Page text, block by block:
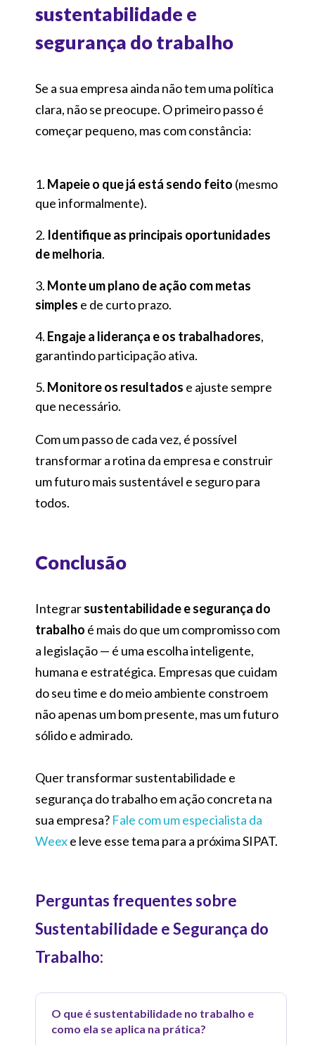
sustentabilidade e
segurança do trabalho
Se a sua empresa ainda não tem uma política
clara, não se preocupe. O primeiro passo é
começar pequeno, mas com constância:
Mapeie o que já está sendo feito (mesmo
que informalmente).
Identifique as principais oportunidades
de melhoria.
Monte um plano de ação com metas
simples e de curto prazo.
Engaje a liderança e os trabalhadores,
garantindo participação ativa.
Monitore os resultados e ajuste sempre
que necessário.
Com um passo de cada vez, é possível
transformar a rotina da empresa e construir
um futuro mais sustentável e seguro para
todos.
Conclusão
Integrarsustentabilidade e segurança do
trabalho é mais do que um compromisso com
a legislação — é uma escolha inteligente,
humana e estratégica. Empresas que cuidam
do seu time e do meio ambiente constroem
não apenas um bom presente, mas um futuro
sólido e admirado.
Quer transformar sustentabilidade e
segurança do trabalho em ação concreta na
sua empresa? Fale com um especialista da
Weexe leve esse tema para a próxima SIPAT.
Perguntas frequentes sobre
Sustentabilidade e Segurança do
Trabalho:
O que é sustentabilidade no trabalho e
como ela se aplica na prática?